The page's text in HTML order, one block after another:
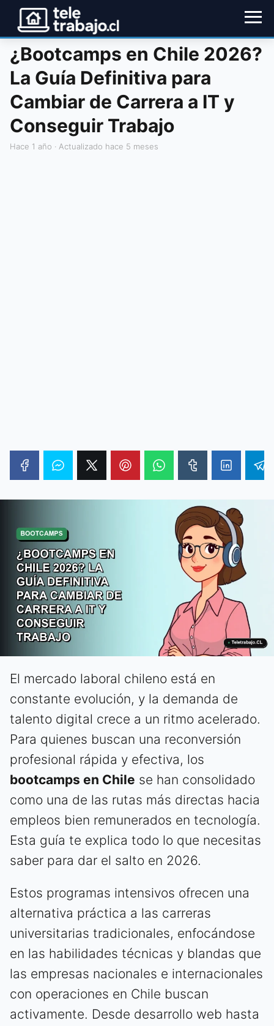
¿Bootcamps en Chile 2026?
La Guía Definitiva para
Cambiar de Carrera a IT y
Conseguir Trabajo
hace 1 año · Actualizado hace 5 meses
El mercado laboral chileno está en
constante evolución, y la demanda de
talento digital crece a un ritmo acelerado.
Para quienes buscan una reconversión
profesional rápida y efectiva, los
bootcamps en Chile se han consolidado
como una de las rutas más directas hacia
empleos bien remunerados en tecnología.
Esta guía te explica todo lo que necesitas
saber para dar el salto en 2026.
Estos programas intensivos ofrecen una
alternativa práctica a las carreras
universitarias tradicionales, enfocándose
en las habilidades técnicas y blandas que
las empresas nacionales e internacionales
con operaciones en Chile buscan
activamente. Desde desarrollo web hasta